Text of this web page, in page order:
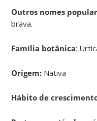
Outros nomes
brava.
Família botânica:
Origem: Nativa
Hábito de